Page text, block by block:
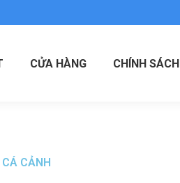
CỬA HÀNG CHÍNH SÁCH
CÁ CẢNH